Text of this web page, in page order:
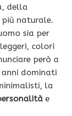
della
naturale.
sia per
colori
però a
dominati
la
e